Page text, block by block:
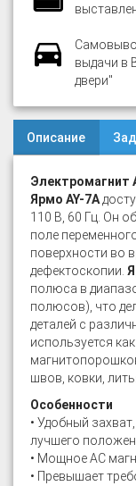
выдачи в
двери"
Описание
Электромагнит
Ярмо AY-7A
110 В, 60 Гц. Он
поле
поверхности во
дефектоскопии.
полюса в
полюсов), что
деталей с
используется
швов, ковки,
Особенности
• Удобный
лучшего
• Мощное AC
• Превышает